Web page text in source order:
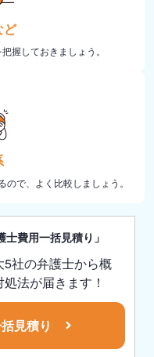
ど
握しておきましょう。
で、よく比較しましょう。
費用一括見積り」
社の弁護士から概
法が届きます！
見積り